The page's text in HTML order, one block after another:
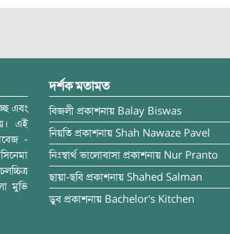
এবং
এই
-
মুভি
দর্শক মতামত
বিজলী প্রকাশনায় Balay Biswas
নিয়তি প্রকাশনায় Shah Nawaze Pavel
নিঃস্বার্থ ভালোবাসা প্রকাশনায় Nur Pranto
ছায়া-ছবি প্রকাশনায় Shahed Salman
ডুব প্রকাশনায় Bachelor's Kitchen